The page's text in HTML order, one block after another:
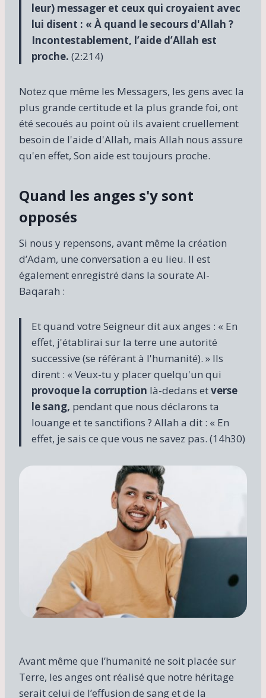
leur) messager et ceux qui croyaient avec
lui disent : « À quand le secours d'Allah ?
Incontestablement, l’aide d’Allah est
proche. (2:214)
Notez que même les Messagers, les gens avec la
plus grande certitude et la plus grande foi, ont
été secoués au point où ils avaient cruellement
besoin de l'aide d'Allah, mais Allah nous assure
qu'en effet, Son aide est toujours proche.
Quand les anges s'y sont
opposés
Si nous y repensons, avant même la création
d’Adam, une conversation a eu lieu. Il est
également enregistré dans la sourate Al-
Baqarah :
Et quand votre Seigneur dit aux anges : « En
effet, j'établirai sur la terre une autorité
successive (se référant à l'humanité). » Ils
dirent : « Veux-tu y placer quelqu'un qui
provoque la corruption là-dedans etverse
le sang, pendant que nous déclarons ta
louange et te sanctifions ? Allah a dit : « En
effet, je sais ce que vous ne savez pas. (14h30)
Avant même que l’humanité ne soit placée sur
Terre, les anges ont réalisé que notre héritage
serait celui de l’effusion de sang et de la